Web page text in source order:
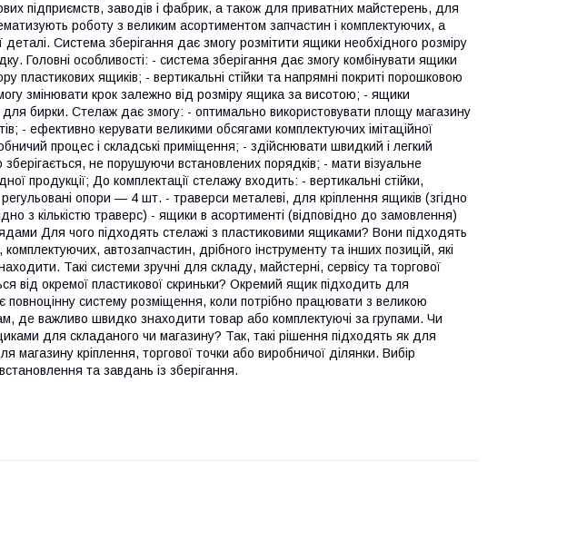
підприємств, заводів і фабрик, а також для приватних майстерень, для
роботу з великим асортиментом запчастин і комплектуючих, а
Система зберігання дає змогу розмітити ящики необхідного розміру
Головні особливості: - система зберігання дає змогу комбінувати ящики
пластикових ящиків; - вертикальні стійки та напрямні покриті порошковою
змінювати крок залежно від розміру ящика за висотою; - ящики
для бирки. Стелаж дає змогу: - оптимально використовувати площу магазину
- ефективно керувати великими обсягами комплектуючих імітаційної
процес і складські приміщення; - здійснювати швидкий і легкий
не порушуючи встановлених порядків; - мати візуальне
продукції; До комплектації стелажу входить: - вертикальні стійки,
опори — 4 шт. - траверси металеві, для кріплення ящиків (згідно
з кількістю траверс) - ящики в асортименті (відповідно до замовлення)
Для чого підходять стелажі з пластиковими ящиками? Вони підходять
автозапчастин, дрібного інструменту та інших позицій, які
Такі системи зручні для складу, майстерні, сервісу та торгової
від окремої пластикової скриньки? Окремий ящик підходить для
повноцінну систему розміщення, коли потрібно працювати з великою
де важливо швидко знаходити товар або комплектуючі за групами. Чи
для складаного чи магазину? Так, такі рішення підходять як для
магазину кріплення, торгової точки або виробничої ділянки. Вибір
та завдань із зберігання.